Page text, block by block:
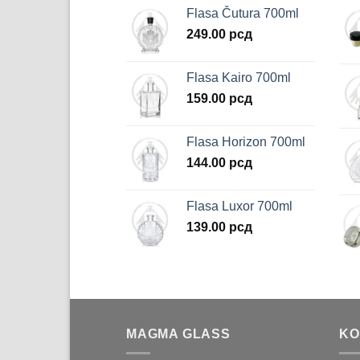
Flasa Čutura 700ml
249.00 рсд
Flasa Kairo 700ml
159.00 рсд
Flasa Horizon 700ml
144.00 рсд
Flasa Luxor 700ml
139.00 рсд
MAGMA GLASS